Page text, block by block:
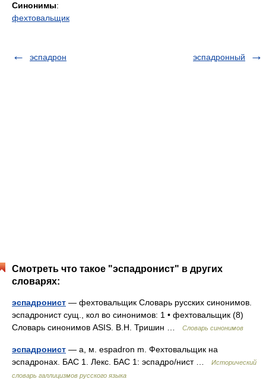
Синонимы:
фехтовальщик
эспадрон эспадронный
Смотреть что такое "эспадронист" в других
словарях:
эспадронист — фехтовальщик Словарь русских синонимов.
эспадронист сущ., кол во синонимов: 1 • фехтовальщик (8)
Словарь синонимов ASIS. В.Н. Тришин …
Словарь синонимов
эспадронист — а, м. espadron m. Фехтовальщик на
эспадронах. БАС 1. Лекс. БАС 1: эспадро/нист …
Исторический
словарь галлицизмов русского языка